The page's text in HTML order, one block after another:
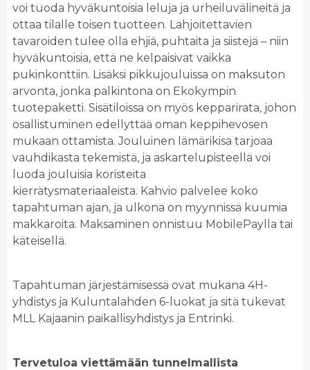
voi tuoda hyväkuntoisia leluja ja urheiluvälineitä ja
ottaa tilalle toisen tuotteen. Lahjoitettavien
tavaroiden tulee olla ehjiä, puhtaita ja siistejä – niin
hyväkuntoisia, että ne kelpaisivat vaikka
pukinkonttiin. Lisäksi pikkujouluissa on maksuton
arvonta, jonka palkintona on Ekokympin
tuotepaketti. Sisätiloissa on myös kepparirata, johon
osallistuminen edellyttää oman keppihevosen
mukaan ottamista. Jouluinen lämärikisa tarjoaa
vauhdikasta tekemistä, ja askartelupisteellä voi
luoda jouluisia koristeita
kierrätysmateriaaleista. Kahvio palvelee koko
tapahtuman ajan, ja ulkona on myynnissä kuumia
makkaroita. Maksaminen onnistuu MobilePaylla tai
käteisellä.
Tapahtuman järjestämisessä ovat mukana 4H-
yhdistys ja Kuluntalahden 6-luokat ja sitä tukevat
MLL Kajaanin paikallisyhdistys ja Entrinki.
Tervetuloa viettämään tunnelmallista